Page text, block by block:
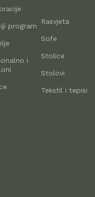
suvremena
danas nude široku
do unikatnog
– savršenih za
pažljivo biramo
koji u svakom
tvrtki koje godinama
i
kvalitetom izrade,
i sigurnošću pri
program
i
Rasvjeta
Sofe
Stolice
Stolovi
Tekstil i tepisi